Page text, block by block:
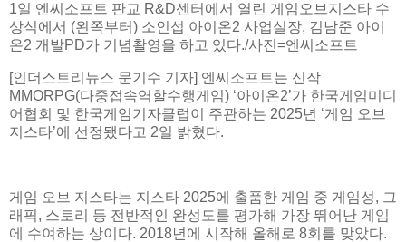
1일 엔씨소프트 판교 R&D센터에서 열린 게임오브지스타 수
상식에서 (왼쪽부터) 소인섭 아이온2 사업실장, 김남준 아이
온2 개발PD가 기념촬영을 하고 있다./사진=엔씨소프트
[인더스트리뉴스 문기수 기자] 엔씨소프트는 신작
MMORPG(다중접속역할수행게임) ‘아이온2’가 한국게임미디
어협회 및 한국게임기자클럽이 주관하는 2025년 ‘게임 오브
지스타’에 선정됐다고 2일 밝혔다.
게임 오브 지스타는 지스타 2025에 출품한 게임 중 게임성, 그
래픽, 스토리 등 전반적인 완성도를 평가해 가장 뛰어난 게임
에 수여하는 상이다. 2018년에 시작해 올해로 8회를 맞았다.